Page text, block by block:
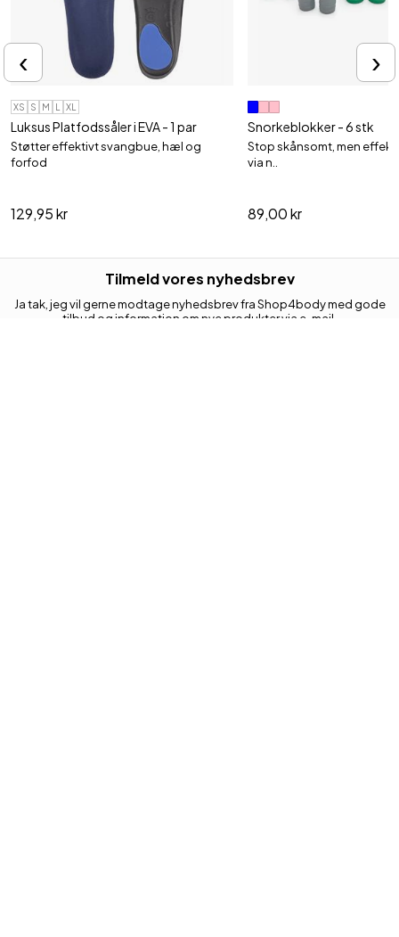
XS S M L XL
Luksus Platfodssåler i EVA - 1 par
Støtter effektivt svangbue, hæl og
forfod
129,95 kr
Snorkeblokker - 6 stk
Stop skånsomt, men
via n..
89,00 kr
‹ ›
Tilmeld vores nyhedsbrev
Ja tak, jeg vil gerne modtage nyhedsbrev fra Shop4body med gode
tilbud og information om nye produkter via e-mail.